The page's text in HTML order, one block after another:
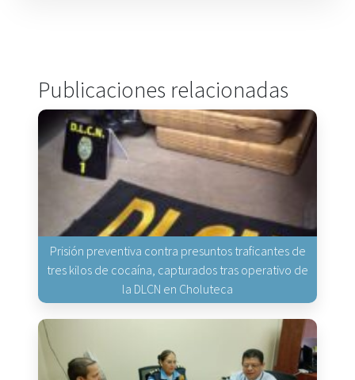
Publicaciones relacionadas
Prisión preventiva contra presuntos traficantes de
tres kilos de cocaína, capturados tras operativo de
la DLCN en Choluteca